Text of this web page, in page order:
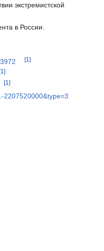
экстремистской
в России.
[1]
[1]
2207520000&type=3